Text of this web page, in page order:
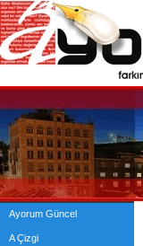
Ayorum Güncel
A Çizgi